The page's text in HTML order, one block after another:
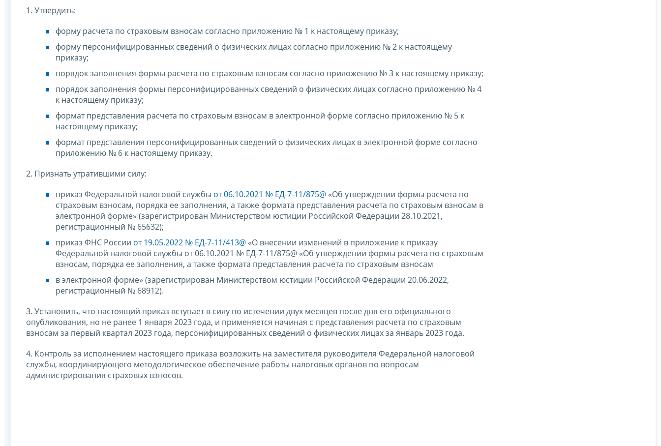
1. Утвердить:
форму расчета по страховым взносам согласно приложению № 1 к настоящему приказу;
форму персонифицированных сведений о физических лицах согласно приложению № 2 к настоящему
приказу;
порядок заполнения формы расчета по страховым взносам согласно приложению № 3 к настоящему приказу;
порядок заполнения формы персонифицированных сведений о физических лицах согласно приложению № 4
к настоящему приказу;
формат представления расчета по страховым взносам в электронной форме согласно приложению № 5 к
настоящему приказу;
формат представления персонифицированных сведений о физических лицах в электронной форме согласно
приложению № 6 к настоящему приказу.
2. Признать утратившими силу:
приказ Федеральной налоговой службы от 06.10.2021 № ЕД-7-11/875@ «Об утверждении формы расчета по
страховым взносам, порядка ее заполнения, а также формата представления расчета по страховым взносам в
электронной форме» (зарегистрирован Министерством юстиции Российской Федерации 28.10.2021,
регистрационный № 65632);
приказ ФНС России от 19.05.2022 № ЕД-7-11/413@ «О внесении изменений в приложение к приказу
Федеральной налоговой службы от 06.10.2021 № ЕД-7-11/875@ «Об утверждении формы расчета по страховым
взносам, порядка ее заполнения, а также формата представления расчета по страховым взносам
в электронной форме» (зарегистрирован Министерством юстиции Российской Федерации 20.06.2022,
регистрационный № 68912).
3. Установить, что настоящий приказ вступает в силу по истечении двух месяцев после дня его официального
опубликования, но не ранее 1 января 2023 года, и применяется начиная с представления расчета по страховым
взносам за первый квартал 2023 года, персонифицированных сведений о физических лицах за январь 2023 года.
4. Контроль за исполнением настоящего приказа возложить на заместителя руководителя Федеральной налоговой
службы, координирующего методологическое обеспечение работы налоговых органов по вопросам
администрирования страховых взносов.